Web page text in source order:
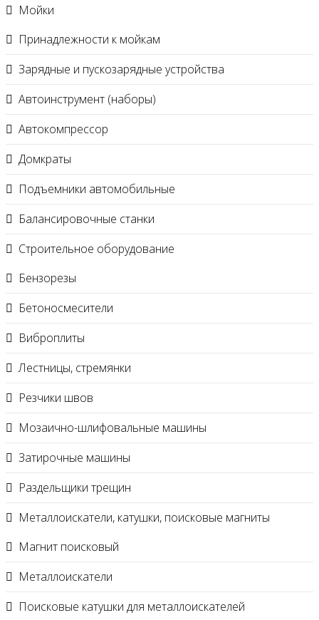
Мойки
Принадлежности к мойкам
Зарядные и пускозарядные устройства
Автоинструмент (наборы)
Автокомпрессор
Домкраты
Подъемники автомобильные
Балансировочные станки
Строительное оборудование
Бензорезы
Бетоносмесители
Виброплиты
Лестницы, стремянки
Резчики швов
Мозаично-шлифовальные машины
Затирочные машины
Раздельщики трещин
Металлоискатели, катушки, поисковые магниты
Магнит поисковый
Металлоискатели
Поисковые катушки для металлоискателей